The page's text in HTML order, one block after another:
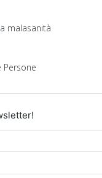
malasanità
Persone